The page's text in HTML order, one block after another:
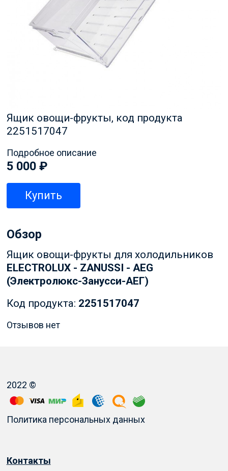
Ящик овощи-фрукты, код продукта
2251517047
Подробное описание
5 000 ₽
Купить
Обзор
Ящик овощи-фрукты для холодильников
ELECTROLUX - ZANUSSI - AEG
(Электролюкс-Занусси-АЕГ)
Код продукта: 2251517047
Отзывов нет
2022 ©
Политика персональных данных
Контакты